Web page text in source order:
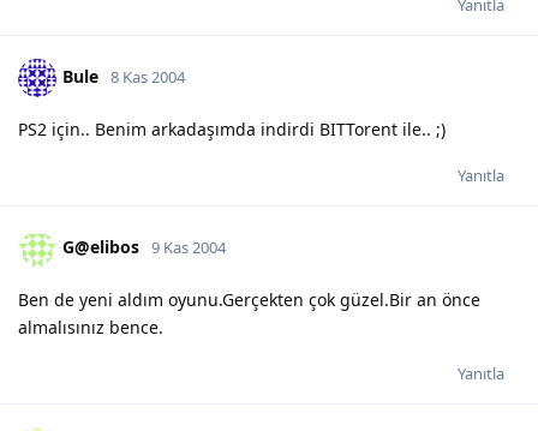
Yanıtla
Bule 8 Kas 2004
PS2 için.. Benim arkadaşımda indirdi BITTorent ile.. ;)
Yanıtla
G@elibos 9 Kas 2004
Ben de yeni aldım oyunu.Gerçekten çok güzel.Bir an önce
almalısınız bence.
Yanıtla